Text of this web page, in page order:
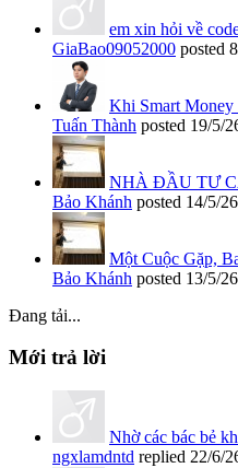
em xin hỏi về
GiaBao09052000 posted
Khi Smart Money
Tuấn Thành posted 19/5/
NHÀ ĐẦU TƯ
Bảo Khánh posted 14/5/26
Một Cuộc Gặp,
Bảo Khánh posted 13/5/26
Đang tải...
Mới trả lời
Nhờ các bác bẻ
ngxlamdntd replied 22/6/